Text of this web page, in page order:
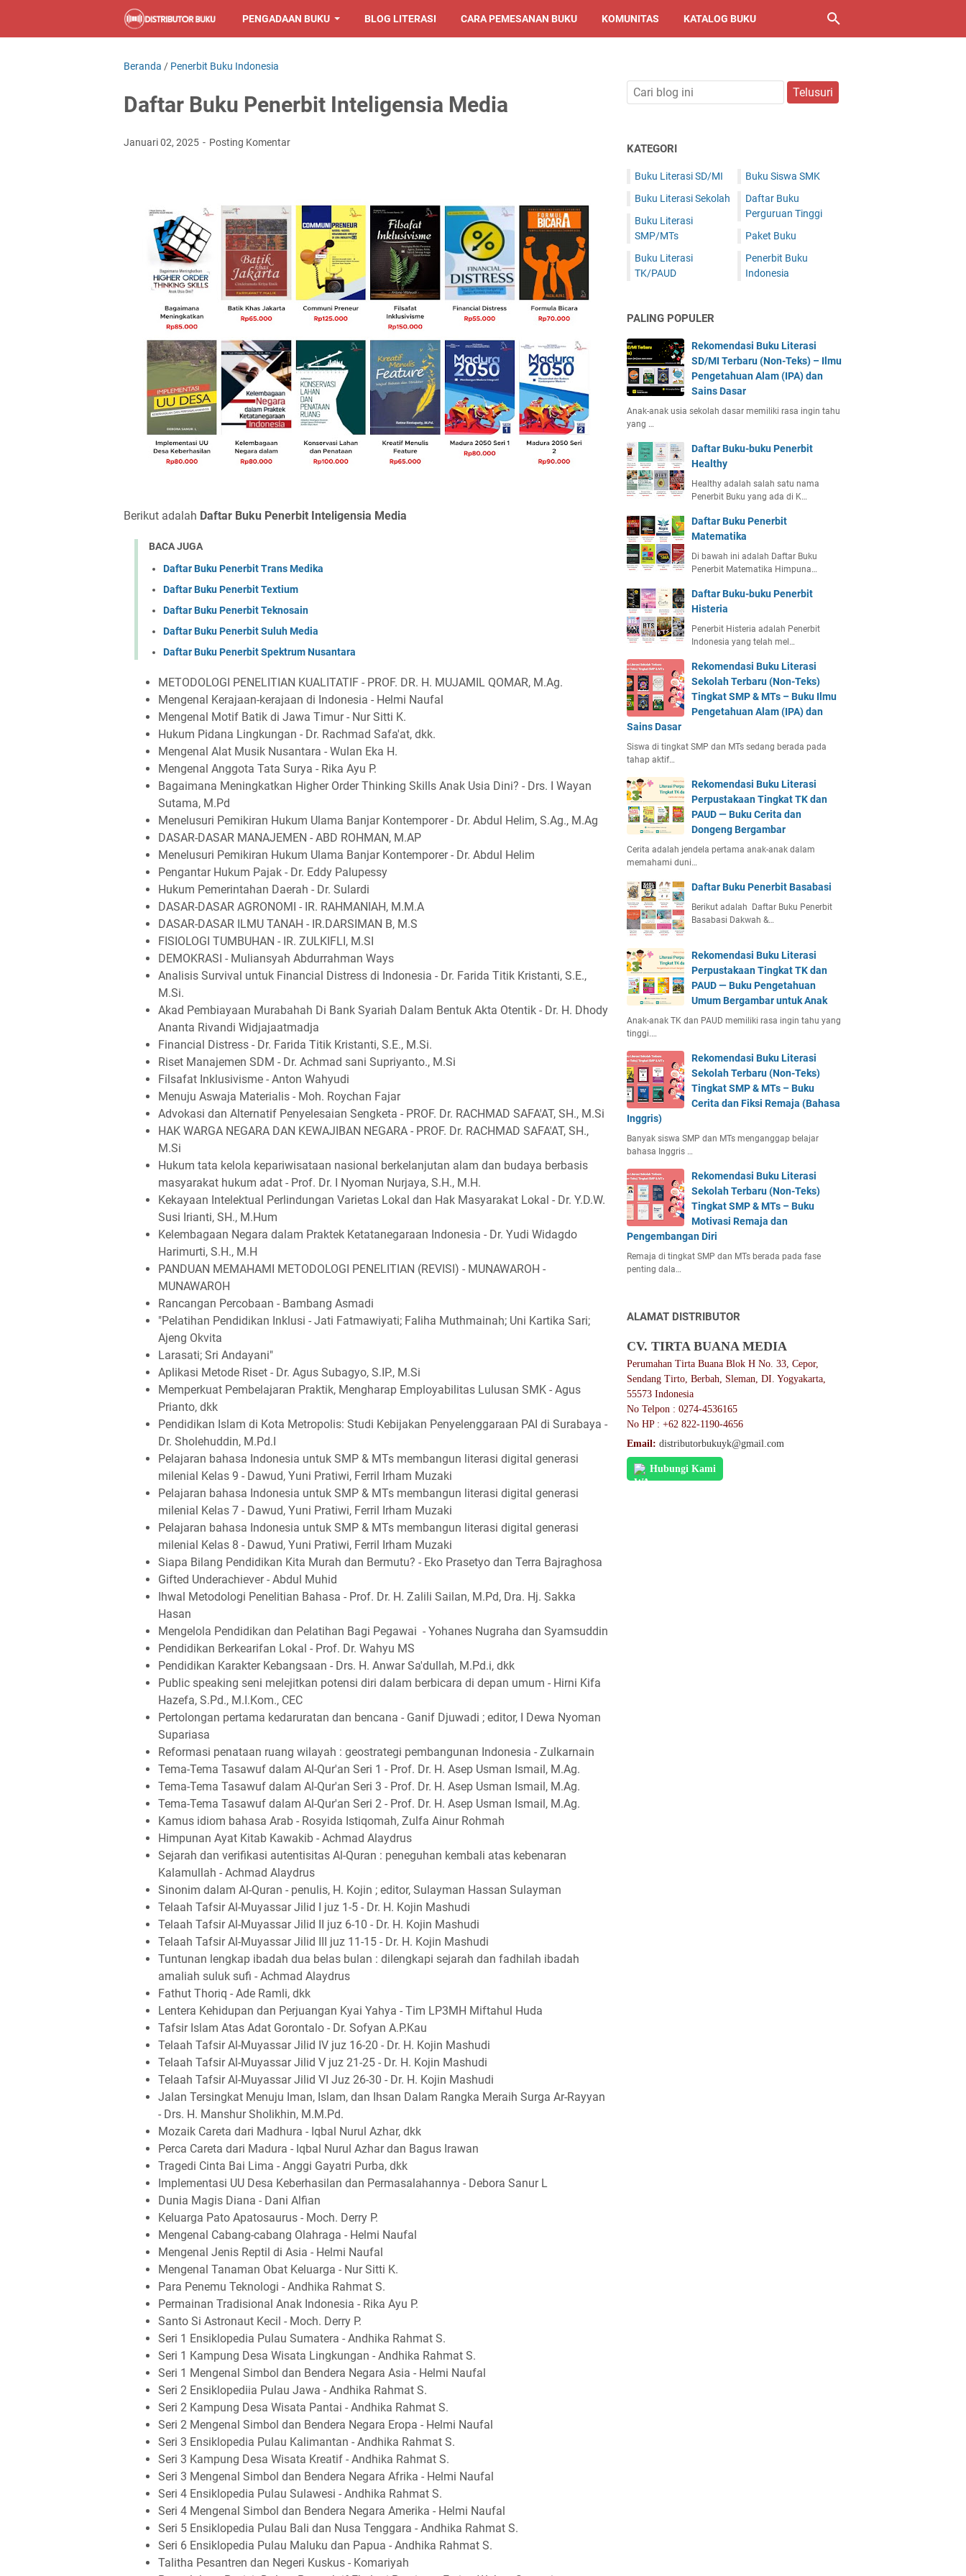
PENGADAAN BUKU BLOG LITERASI CARA PEMESANAN BUKU KOMUNITAS KATALOG BUKU
Beranda / Penerbit Buku Indonesia
Daftar Buku Penerbit Inteligensia Media
Januari 02, 2025 Posting Komentar
Berikut adalah Daftar Buku Penerbit Inteligensia Media
BACA JUGA
Daftar Buku Penerbit Trans Medika
Daftar Buku Penerbit Textium
Daftar Buku Penerbit Teknosain
Daftar Buku Penerbit Suluh Media
Daftar Buku Penerbit Spektrum Nusantara
METODOLOGI PENELITIAN KUALITATIF - PROF. DR. H. MUJAMIL QOMAR, M.Ag.
Mengenal Kerajaan-kerajaan di Indonesia - Helmi Naufal
Mengenal Motif Batik di Jawa Timur - Nur Sitti K.
Hukum Pidana Lingkungan - Dr. Rachmad Safa'at, dkk.
Mengenal Alat Musik Nusantara - Wulan Eka H.
Mengenal Anggota Tata Surya - Rika Ayu P.
Bagaimana Meningkatkan Higher Order Thinking Skills Anak Usia Dini? - Drs. I Wayan
Sutama, M.Pd
Menelusuri Pemikiran Hukum Ulama Banjar Kontemporer - Dr. Abdul Helim, S.Ag., M.Ag
DASAR-DASAR MANAJEMEN - ABD ROHMAN, M.AP
Menelusuri Pemikiran Hukum Ulama Banjar Kontemporer - Dr. Abdul Helim
Pengantar Hukum Pajak - Dr. Eddy Palupessy
Hukum Pemerintahan Daerah - Dr. Sulardi
DASAR-DASAR AGRONOMI - IR. RAHMANIAH, M.M.A
DASAR-DASAR ILMU TANAH - IR.DARSIMAN B, M.S
FISIOLOGI TUMBUHAN - IR. ZULKIFLI, M.SI
DEMOKRASI - Muliansyah Abdurrahman Ways
Analisis Survival untuk Financial Distress di Indonesia - Dr. Farida Titik Kristanti, S.E.,
M.Si.
Akad Pembiayaan Murabahah Di Bank Syariah Dalam Bentuk Akta Otentik - Dr. H. Dhody
Ananta Rivandi Widjajaatmadja
Financial Distress - Dr. Farida Titik Kristanti, S.E., M.Si.
Riset Manajemen SDM - Dr. Achmad sani Supriyanto., M.Si
Filsafat Inklusivisme - Anton Wahyudi
Menuju Aswaja Materialis - Moh. Roychan Fajar
Advokasi dan Alternatif Penyelesaian Sengketa - PROF. Dr. RACHMAD SAFA'AT, SH., M.Si
HAK WARGA NEGARA DAN KEWAJIBAN NEGARA - PROF. Dr. RACHMAD SAFA'AT, SH.,
M.Si
Hukum tata kelola kepariwisataan nasional berkelanjutan alam dan budaya berbasis
masyarakat hukum adat - Prof. Dr. I Nyoman Nurjaya, S.H., M.H.
Kekayaan Intelektual Perlindungan Varietas Lokal dan Hak Masyarakat Lokal - Dr. Y.D.W.
Susi Irianti, SH., M.Hum
Kelembagaan Negara dalam Praktek Ketatanegaraan Indonesia - Dr. Yudi Widagdo
Harimurti, S.H., M.H
PANDUAN MEMAHAMI METODOLOGI PENELITIAN (REVISI) - MUNAWAROH -
MUNAWAROH
Rancangan Percobaan - Bambang Asmadi
"Pelatihan Pendidikan Inklusi - Jati Fatmawiyati; Faliha Muthmainah; Uni Kartika Sari;
Ajeng Okvita
Larasati; Sri Andayani"
Aplikasi Metode Riset - Dr. Agus Subagyo, S.IP., M.Si
Memperkuat Pembelajaran Praktik, Mengharap Employabilitas Lulusan SMK - Agus
Prianto, dkk
Pendidikan Islam di Kota Metropolis: Studi Kebijakan Penyelenggaraan PAI di Surabaya -
Dr. Sholehuddin, M.Pd.I
Pelajaran bahasa Indonesia untuk SMP & MTs membangun literasi digital generasi
milenial Kelas 9 - Dawud, Yuni Pratiwi, Ferril Irham Muzaki
Pelajaran bahasa Indonesia untuk SMP & MTs membangun literasi digital generasi
milenial Kelas 7 - Dawud, Yuni Pratiwi, Ferril Irham Muzaki
Pelajaran bahasa Indonesia untuk SMP & MTs membangun literasi digital generasi
milenial Kelas 8 - Dawud, Yuni Pratiwi, Ferril Irham Muzaki
Siapa Bilang Pendidikan Kita Murah dan Bermutu? - Eko Prasetyo dan Terra Bajraghosa
Gifted Underachiever - Abdul Muhid
Ihwal Metodologi Penelitian Bahasa - Prof. Dr. H. Zalili Sailan, M.Pd, Dra. Hj. Sakka
Hasan
Mengelola Pendidikan dan Pelatihan Bagi Pegawai - Yohanes Nugraha dan Syamsuddin
Pendidikan Berkearifan Lokal - Prof. Dr. Wahyu MS
Pendidikan Karakter Kebangsaan - Drs. H. Anwar Sa'dullah, M.Pd.i, dkk
Public speaking seni melejitkan potensi diri dalam berbicara di depan umum - Hirni Kifa
Hazefa, S.Pd., M.I.Kom., CEC
Pertolongan pertama kedaruratan dan bencana - Ganif Djuwadi ; editor, I Dewa Nyoman
Supariasa
Reformasi penataan ruang wilayah : geostrategi pembangunan Indonesia - Zulkarnain
Tema-Tema Tasawuf dalam Al-Qur'an Seri 1 - Prof. Dr. H. Asep Usman Ismail, M.Ag.
Tema-Tema Tasawuf dalam Al-Qur'an Seri 3 - Prof. Dr. H. Asep Usman Ismail, M.Ag.
Tema-Tema Tasawuf dalam Al-Qur'an Seri 2 - Prof. Dr. H. Asep Usman Ismail, M.Ag.
Kamus idiom bahasa Arab - Rosyida Istiqomah, Zulfa Ainur Rohmah
Himpunan Ayat Kitab Kawakib - Achmad Alaydrus
Sejarah dan verifikasi autentisitas Al-Quran : peneguhan kembali atas kebenaran
Kalamullah - Achmad Alaydrus
Sinonim dalam Al-Quran - penulis, H. Kojin ; editor, Sulayman Hassan Sulayman
Telaah Tafsir Al-Muyassar Jilid I juz 1-5 - Dr. H. Kojin Mashudi
Telaah Tafsir Al-Muyassar Jilid II juz 6-10 - Dr. H. Kojin Mashudi
Telaah Tafsir Al-Muyassar Jilid III juz 11-15 - Dr. H. Kojin Mashudi
Tuntunan lengkap ibadah dua belas bulan : dilengkapi sejarah dan fadhilah ibadah
amaliah suluk sufi - Achmad Alaydrus
Fathut Thoriq - Ade Ramli, dkk
Lentera Kehidupan dan Perjuangan Kyai Yahya - Tim LP3MH Miftahul Huda
Tafsir Islam Atas Adat Gorontalo - Dr. Sofyan A.P.Kau
Telaah Tafsir Al-Muyassar Jilid IV juz 16-20 - Dr. H. Kojin Mashudi
Telaah Tafsir Al-Muyassar Jilid V juz 21-25 - Dr. H. Kojin Mashudi
Telaah Tafsir Al-Muyassar Jilid VI Juz 26-30 - Dr. H. Kojin Mashudi
Jalan Tersingkat Menuju Iman, Islam, dan Ihsan Dalam Rangka Meraih Surga Ar-Rayyan
- Drs. H. Manshur Sholikhin, M.M.Pd.
Mozaik Careta dari Madhura - Iqbal Nurul Azhar, dkk
Perca Careta dari Madura - Iqbal Nurul Azhar dan Bagus Irawan
Tragedi Cinta Bai Lima - Anggi Gayatri Purba, dkk
Implementasi UU Desa Keberhasilan dan Permasalahannya - Debora Sanur L
Dunia Magis Diana - Dani Alfian
Keluarga Pato Apatosaurus - Moch. Derry P.
Mengenal Cabang-cabang Olahraga - Helmi Naufal
Mengenal Jenis Reptil di Asia - Helmi Naufal
Mengenal Tanaman Obat Keluarga - Nur Sitti K.
Para Penemu Teknologi - Andhika Rahmat S.
Permainan Tradisional Anak Indonesia - Rika Ayu P.
Santo Si Astronaut Kecil - Moch. Derry P.
Seri 1 Ensiklopedia Pulau Sumatera - Andhika Rahmat S.
Seri 1 Kampung Desa Wisata Lingkungan - Andhika Rahmat S.
Seri 1 Mengenal Simbol dan Bendera Negara Asia - Helmi Naufal
Seri 2 Ensiklopediia Pulau Jawa - Andhika Rahmat S.
Seri 2 Kampung Desa Wisata Pantai - Andhika Rahmat S.
Seri 2 Mengenal Simbol dan Bendera Negara Eropa - Helmi Naufal
Seri 3 Ensiklopedia Pulau Kalimantan - Andhika Rahmat S.
Seri 3 Kampung Desa Wisata Kreatif - Andhika Rahmat S.
Seri 3 Mengenal Simbol dan Bendera Negara Afrika - Helmi Naufal
Seri 4 Ensiklopedia Pulau Sulawesi - Andhika Rahmat S.
Seri 4 Mengenal Simbol dan Bendera Negara Amerika - Helmi Naufal
Seri 5 Ensiklopedia Pulau Bali dan Nusa Tenggara - Andhika Rahmat S.
Seri 6 Ensiklopedia Pulau Maluku dan Papua - Andhika Rahmat S.
Talitha Pesantren dan Negeri Kuskus - Komariyah
KATEGORI
Buku Literasi SD/MI
Buku Literasi Sekolah
Buku Literasi
SMP/MTs
Buku Literasi
TK/PAUD
Buku Siswa SMK
Daftar Buku
Perguruan Tinggi
Paket Buku
Penerbit Buku
Indonesia
PALING POPULER
Rekomendasi Buku Literasi
SD/MI Terbaru (Non-Teks) – Ilmu
Pengetahuan Alam (IPA) dan
Sains Dasar
Anak-anak usia sekolah dasar memiliki rasa ingin tahu
yang …
Daftar Buku-buku Penerbit
Healthy
Healthy adalah salah satu nama
Penerbit Buku yang ada di K…
Daftar Buku Penerbit
Matematika
Di bawah ini adalah Daftar Buku
Penerbit Matematika Himpuna…
Daftar Buku-buku Penerbit
Histeria
Penerbit Histeria adalah Penerbit
Indonesia yang telah mel…
Rekomendasi Buku Literasi
Sekolah Terbaru (Non-Teks)
Tingkat SMP & MTs – Buku Ilmu
Pengetahuan Alam (IPA) dan
Sains Dasar
Siswa di tingkat SMP dan MTs sedang berada pada
tahap aktif…
Rekomendasi Buku Literasi
Perpustakaan Tingkat TK dan
PAUD — Buku Cerita dan
Dongeng Bergambar
Cerita adalah jendela pertama anak-anak dalam
memahami duni…
Daftar Buku Penerbit Basabasi
Berikut adalah Daftar Buku Penerbit
Basabasi Dakwah &…
Rekomendasi Buku Literasi
Perpustakaan Tingkat TK dan
PAUD — Buku Pengetahuan
Umum Bergambar untuk Anak
Anak-anak TK dan PAUD memiliki rasa ingin tahu yang
tinggi.…
Rekomendasi Buku Literasi
Sekolah Terbaru (Non-Teks)
Tingkat SMP & MTs – Buku
Cerita dan Fiksi Remaja (Bahasa
Inggris)
Banyak siswa SMP dan MTs menganggap belajar
bahasa Inggris …
Rekomendasi Buku Literasi
Sekolah Terbaru (Non-Teks)
Tingkat SMP & MTs – Buku
Motivasi Remaja dan
Pengembangan Diri
Remaja di tingkat SMP dan MTs berada pada fase
penting dala…
ALAMAT DISTRIBUTOR
CV. TIRTA BUANA MEDIA
Perumahan Tirta Buana Blok H No. 33, Cepor,
Sendang Tirto, Berbah, Sleman, DI. Yogyakarta,
55573 Indonesia
No Telpon : 0274-4536165
No HP : +62 822-1190-4656
Email: distributorbukuyk@gmail.com
Hubungi Kami